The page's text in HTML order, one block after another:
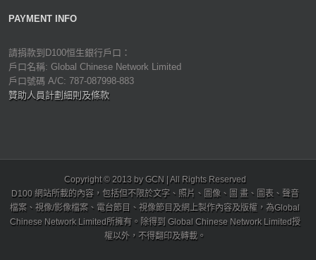
PAYMENT INFO
請捐款到D100恒生銀行戶口：
戶口名稱: Global Chinese Network Limited
戶口號碼 A/C: 787-087998-883
贊助人員計劃細則及條款
Copyright © 2013 by GCN | All Rights Reserved
D100 網站所載的內容，包括但不限於文字、照片、圖像、圖 畫、圖表、聲音
檔案、視像/影像檔案、電台節目、視像節目及網上製作內容及版權，為Global
Chinese Network Limited所擁有。除得到 Global Chinese Network Limited授
權以外，不得翻印及轉載。